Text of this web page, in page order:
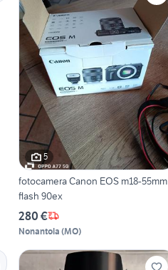
5
fotocamera Canon EOS m18-55mm
flash 90ex
280 €
Nonantola (MO)